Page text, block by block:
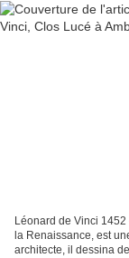
Léonard de Vinci
la Renaissance, est
architecte, il dessina